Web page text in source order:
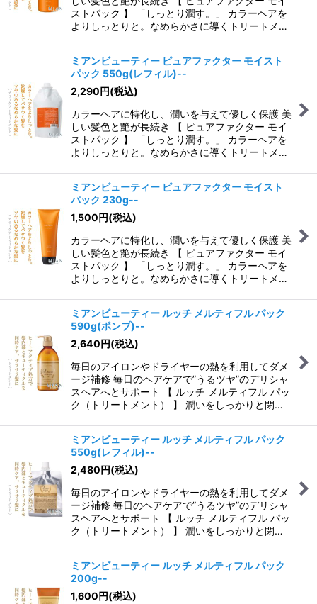
ストパック 】 「しっとり潤す。」 カラーヘアを
よりしっとりと。なめらかさに導くトリートメ…
ミアンビューティー ピュアファクター モイスト
パック 550g(レフィル)--
2,290円(税込)
カラーヘアに特化し、潤いを与えて優しく保護 美
しい髪色と艶が長続き 【 ピュアファクター モイ
ストパック 】 「しっとり潤す。」 カラーヘアを
よりしっとりと。なめらかさに導くトリートメ…
ミアンビューティー ピュアファクター モイスト
パック 230g--
1,500円(税込)
カラーヘアに特化し、潤いを与えて優しく保護 美
しい髪色と艶が長続き 【 ピュアファクター モイ
ストパック 】 「しっとり潤す。」 カラーヘアを
よりしっとりと。なめらかさに導くトリートメ…
ミアンビューティー ルッチ メルティフル パック
590g(ポンプ)--
2,640円(税込)
毎日のアイロンやドライヤーの熱を利用してダメ
ージ補修 毎日のヘアケアで”うるツヤ”のデリシャ
スヘアへとサポート 【 ルッチ メルティフル パッ
ク（トリートメント） 】 潤いをしっかりと閉…
ミアンビューティー ルッチ メルティフル パック
550g(レフィル)--
2,480円(税込)
毎日のアイロンやドライヤーの熱を利用してダメ
ージ補修 毎日のヘアケアで”うるツヤ”のデリシャ
スヘアへとサポート 【 ルッチ メルティフル パッ
ク（トリートメント） 】 潤いをしっかりと閉…
ミアンビューティー ルッチ メルティフル パック
200g--
1,600円(税込)